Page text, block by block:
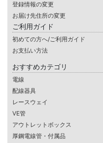
登録情報の変更
お届け先住所の変更
ご利用ガイド
初めての方へ/ご利用ガイド
お支払い方法
おすすめカテゴリ
電線
配線器具
レースウェイ
VE管
アウトレットボックス
厚鋼電線管・付属品